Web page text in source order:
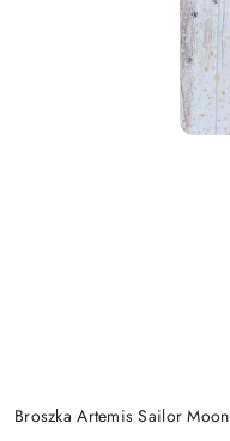
Broszka Artemis Sailor Moon